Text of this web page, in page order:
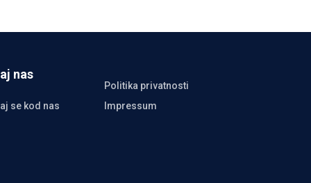
nas
Politika privatnosti
se kod nas
Impressum